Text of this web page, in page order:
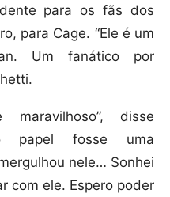
para os fãs dos
para Cage. “Ele é um
Um fanático por
disse
papel fosse uma
nele… Sonhei
com ele. Espero poder